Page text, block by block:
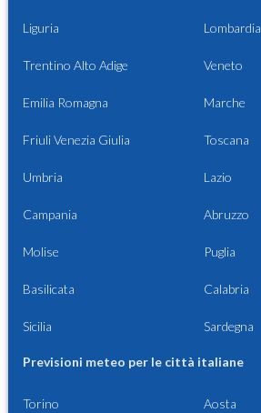
Liguria Lombardia
Trentino Alto Adige Veneto
Emilia Romagna Marche
Friuli Venezia Giulia Toscana
Umbria Lazio
Campania Abruzzo
Molise Puglia
Basilicata Calabria
Sicilia Sardegna
Previsioni meteo per le città italiane
Torino Aosta